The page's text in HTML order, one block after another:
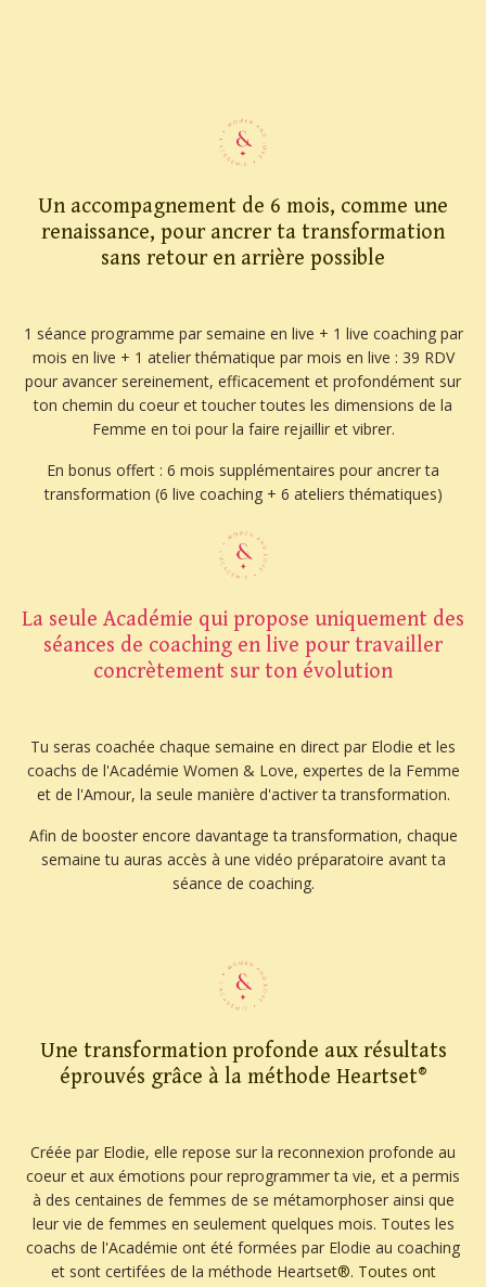
Un accompagnement de 6 mois, comme une
renaissance, pour ancrer ta transformation
sans retour en arrière possible
1 séance programme par semaine en live + 1 live coaching par
mois en live + 1 atelier thématique par mois en live : 39 RDV
pour avancer sereinement, efficacement et profondément sur
ton chemin du coeur et toucher toutes les dimensions de la
Femme en toi pour la faire rejaillir et vibrer.
En bonus offert : 6 mois supplémentaires pour ancrer ta
transformation (6 live coaching + 6 ateliers thématiques)
La seule Académie qui propose uniquement des
séances de coaching en live pour travailler
concrètement sur ton évolution
Tu seras coachée chaque semaine en direct par Elodie et les
coachs de l'Académie Women & Love, expertes de la Femme
et de l'Amour, la seule manière d'activer ta transformation.
Afin de booster encore davantage ta transformation, chaque
semaine tu auras accès à une vidéo préparatoire avant ta
séance de coaching.
Une transformation profonde aux résultats
éprouvés grâce à la méthode Heartset®
Créée par Elodie, elle repose sur la reconnexion profonde au
coeur et aux émotions pour reprogrammer ta vie, et a permis
à des centaines de femmes de se métamorphoser ainsi que
leur vie de femmes en seulement quelques mois. Toutes les
coachs de l'Académie ont été formées par Elodie au coaching
et sont certifées de la méthode Heartset®. Toutes ont